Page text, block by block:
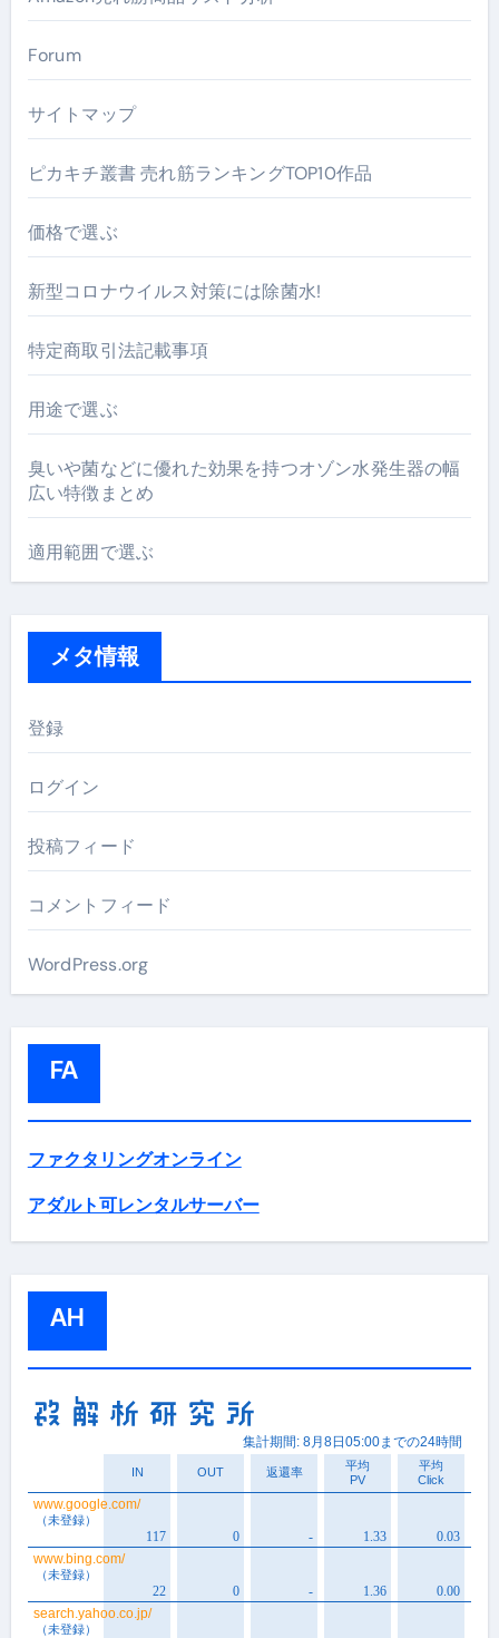
Forum
サイトマップ
ピカキチ叢書 売れ筋ランキングTOP10作品
価格で選ぶ
新型コロナウイルス対策には除菌水!
特定商取引法記載事項
用途で選ぶ
臭いや菌などに優れた効果を持つオゾン水発生器の幅
広い特徴まとめ
適用範囲で選ぶ
メタ情報
登録
ログイン
投稿フィード
コメントフィード
WordPress.org
FA
ファクタリングオンライン
アダルト可レンタルサーバー
AH